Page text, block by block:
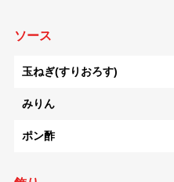
ソース
玉ねぎ(すりおろす)
みりん
ポン酢